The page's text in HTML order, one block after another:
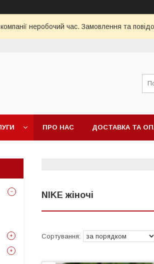
неробочий час. Замовлення та
ПРО НАС ДОСТАВКА ТА
NIKE жіночі